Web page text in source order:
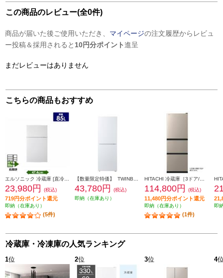
この商品のレビュー(全0件)
商品が届いた後ご使用いただき、 マイページの注文履歴からレビュ
ー投稿＆採用されると 10円分ポイント進呈
まだレビューはありません
こちらの商品もおすすめ
23,980円 (税込)
719円分ポイント還元
即納（在庫あり）
(5件)
43,780円
(税込)
即納（在庫あり）
114,800円 (税込)
11,480円分ポイント還元
即納（在庫あり）
(1件)
即
冷蔵庫・冷凍庫の人気ランキング
1位 2位 3位 4